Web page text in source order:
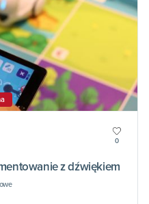
0
z dźwiękiem